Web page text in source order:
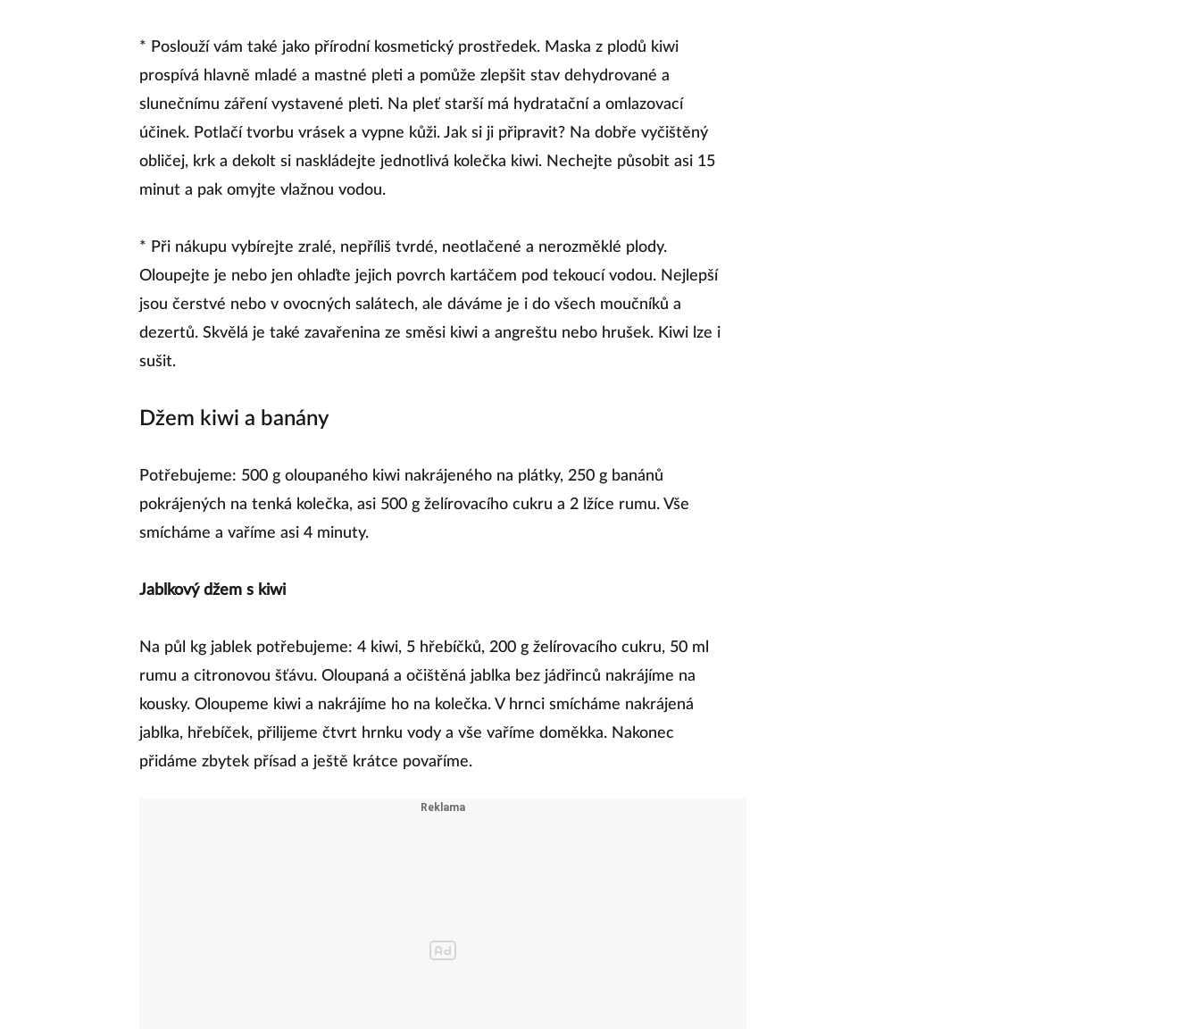
* Poslouží vám také jako přírodní kosmetický prostředek. Maska z plodů kiwi
prospívá hlavně mladé a mastné pleti a pomůže zlepšit stav dehydrované a
slunečnímu záření vystavené pleti. Na pleť starší má hydratační a omlazovací
účinek. Potlačí tvorbu vrásek a vypne kůži. Jak si ji připravit? Na dobře vyčištěný
obličej, krk a dekolt si naskládejte jednotlivá kolečka kiwi. Nechejte působit asi 15
minut a pak omyjte vlažnou vodou.
* Při nákupu vybírejte zralé, nepříliš tvrdé, neotlačené a nerozměklé plody.
Oloupejte je nebo jen ohlaďte jejich povrch kartáčem pod tekoucí vodou. Nejlepší
jsou čerstvé nebo v ovocných salátech, ale dáváme je i do všech moučníků a
dezertů. Skvělá je také zavařenina ze směsi kiwi a angreštu nebo hrušek. Kiwi lze i
sušit.
Džem kiwi a banány
Potřebujeme: 500 g oloupaného kiwi nakrájeného na plátky, 250 g banánů
pokrájených na tenká kolečka, asi 500 g želírovacího cukru a 2 lžíce rumu. Vše
smícháme a vaříme asi 4 minuty.
Jablkový džem s kiwi
Na půl kg jablek potřebujeme: 4 kiwi, 5 hřebíčků, 200 g želírovacího cukru, 50 ml
rumu a citronovou šťávu. Oloupaná a očištěná jablka bez jádřinců nakrájíme na
kousky. Oloupeme kiwi a nakrájíme ho na kolečka. V hrnci smícháme nakrájená
jablka, hřebíček, přilijeme čtvrt hrnku vody a vše vaříme doměkka. Nakonec
přidáme zbytek přísad a ještě krátce povaříme.